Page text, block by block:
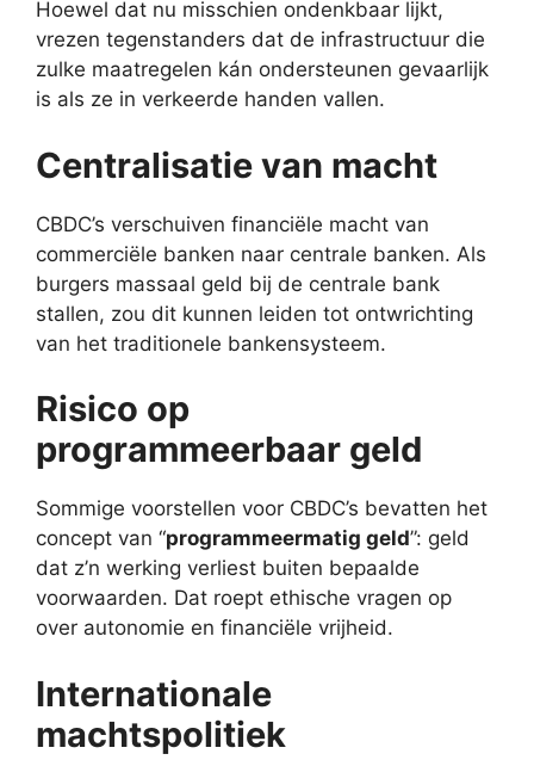
Hoewel dat nu misschien ondenkbaar lijkt,
vrezen tegenstanders dat de infrastructuur die
zulke maatregelen kán ondersteunen gevaarlijk
is als ze in verkeerde handen vallen.
Centralisatie van macht
CBDC’s verschuiven financiële macht van
commerciële banken naar centrale banken. Als
burgers massaal geld bij de centrale bank
stallen, zou dit kunnen leiden tot ontwrichting
van het traditionele bankensysteem.
Risico op
programmeerbaar geld
Sommige voorstellen voor CBDC’s bevatten het
concept van “programmeermatig geld”: geld
dat z’n werking verliest buiten bepaalde
voorwaarden. Dat roept ethische vragen op
over autonomie en financiële vrijheid.
Internationale
machtspolitiek